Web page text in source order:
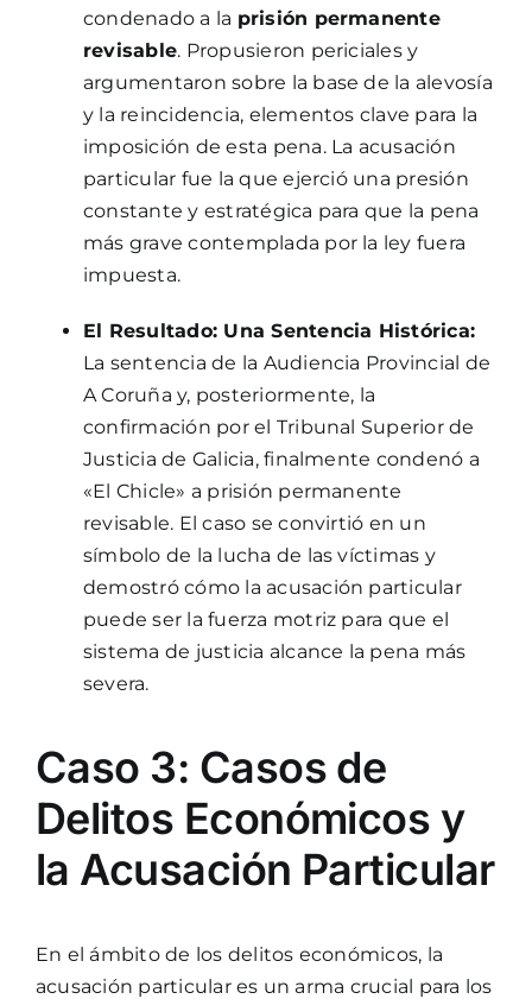
condenado a la prisión permanente
revisable. Propusieron periciales y
argumentaron sobre la base de la alevosía
y la reincidencia, elementos clave para la
imposición de esta pena. La acusación
particular fue la que ejerció una presión
constante y estratégica para que la pena
más grave contemplada por la ley fuera
impuesta.
El Resultado: Una Sentencia Histórica:
La sentencia de la Audiencia Provincial de
A Coruña y, posteriormente, la
confirmación por el Tribunal Superior de
Justicia de Galicia, finalmente condenó a
«El Chicle» a prisión permanente
revisable. El caso se convirtió en un
símbolo de la lucha de las víctimas y
demostró cómo la acusación particular
puede ser la fuerza motriz para que el
sistema de justicia alcance la pena más
severa.
Caso 3: Casos de
Delitos Económicos y
la Acusación Particular
En el ámbito de los delitos económicos, la
acusación particular es un arma crucial para los